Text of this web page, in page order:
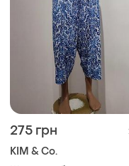
275 грн
KIM & Co.